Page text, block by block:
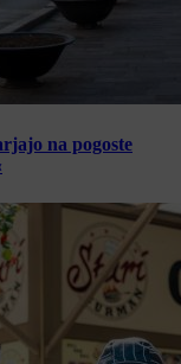
na pogoste